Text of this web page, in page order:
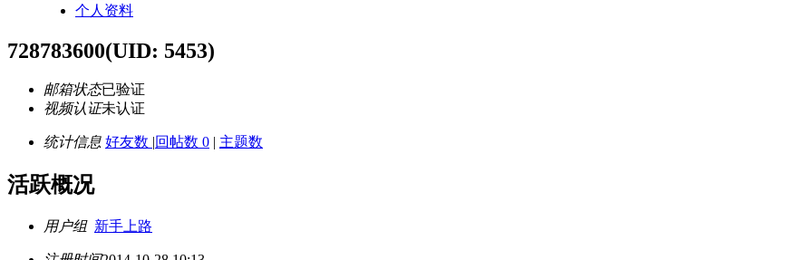
个人资料
728783600(UID: 5453)
邮箱状态已验证
视频认证未认证
统计信息 好友数 |回帖数 0 | 主题数
活跃概况
用户组 新手上路